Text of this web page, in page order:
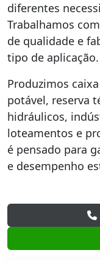
diferentes
Trabalhamos
de qualidade e
tipo de aplicação.
Produzimos
potável, reserva
hidráulicos,
loteamentos e
é pensado para
e desempenho